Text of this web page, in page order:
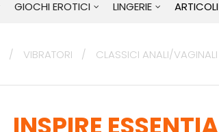
GIOCHI EROTICI LINGERIE
VIBRATORI CLASSICI ANALI/VAGINALI